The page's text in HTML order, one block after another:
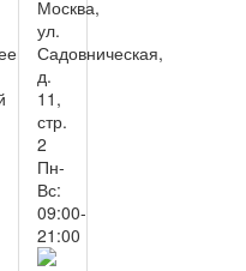
форму онлайн
Москва,
ул.
Садовническая,
д.
11,
стр.
2
Пн-
Вс:
09:00-
21:00